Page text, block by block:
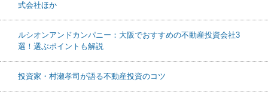
式会社ほか
ルシオンアンドカンパニー：大阪でおすすめの不動産投資会社3
選！選ぶポイントも解説
投資家・村瀬孝司が語る不動産投資のコツ